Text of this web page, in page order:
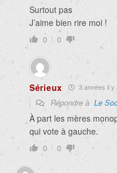
Surtout pas
J’aime bien rire moi !
0 0
Sérieux 3 années il y
Répondre à Le
À part les mères
qui vote à gauche.
0 0